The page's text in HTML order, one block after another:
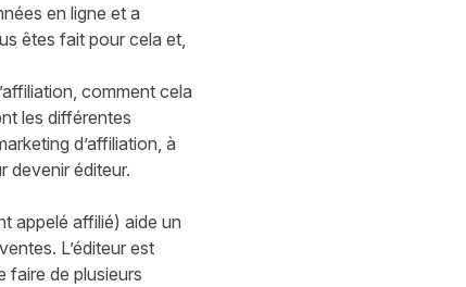
en ligne et a
êtes fait pour cela et,
comment cela
les différentes
d’affiliation, à
devenir éditeur.
appelé affilié) aide un
L’éditeur est
faire de plusieurs